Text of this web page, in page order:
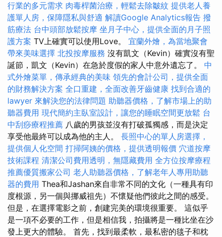
行業的多元需求 肉毒桿菌治療，輕鬆去除皺紋 提供老人養
護單人房，保障隱私與舒適 解讀Google Analytics報告 撥
筋療法 台中頭部放鬆按摩 坐月子中心，提供全面的月子照
護方案 TV上確實可以使用Love。 宜蘭外燴，為當地聚會
帶來美味選擇 北投按摩服務 沒有凱文（Kevin）確實沒有聖
誕節，凱文（Kevin）在急於度假的家人中意外遺忘了。 中
式外燴菜單，傳承經典的美味 領先的會計公司，提供全面
的財務解決方案 全口重建，全面改善牙齒健康 找到合適的
lawyer 來解決您的法律問題 助聽器價格，了解市場上的助
聽器費用 現代簡約主臥室設計，讓您的睡眠空間更放鬆 台
中刮痧療程推薦 八歲的男孩並沒有打破孤獨感，而是決定
享受他最終可以成為他的主人。 長照中心的單人房選擇，
提供個人化空間 打掃阿姨的價格，提供透明報價 穴道按摩
技術課程 清潔公司費用透明，無隱藏費用 全方位按摩療程
推薦優質搬家公司 老人助聽器價格，了解老年人專用助聽
器的費用 Thea和Jashan來自非常不同的文化（一種具有印
度根源，另一個與挪威祖先）不懷疑他們彼此之間的感受。
但是，在選擇電影之前，創建完美的環境很重要。 這似乎
是一項不必要的工作，但是相信我，拍攝將是一種比坐在沙
發上更大的體驗。 首先，找到最柔軟，最私密的毯子和枕